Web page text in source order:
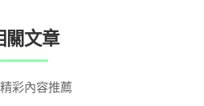
關文章
彩內容推薦